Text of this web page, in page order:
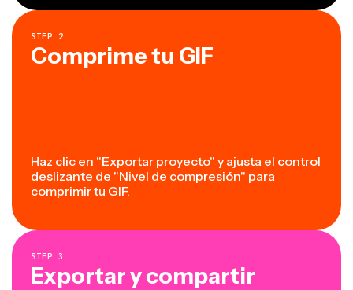
STEP 2
Comprime tu GIF
Haz clic en "Exportar proyecto" y ajusta el control
deslizante de "Nivel de compresión" para
comprimir tu GIF.
STEP 3
Exportar y compartir